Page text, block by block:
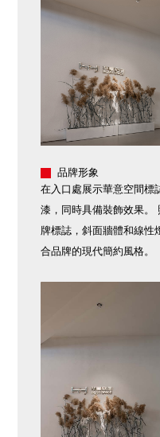
品牌形象
在入口處展示華意空間標
漆，同時具備裝飾效果。
牌標誌，斜面牆體和線性
合品牌的現代簡約風格。